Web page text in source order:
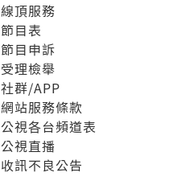
線頂服務
節目表
節目申訴
受理檢舉
社群/APP
網站服務條款
公視各台頻道表
公視直播
收訊不良公告